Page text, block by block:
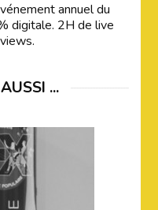
annuel du
digitale. 2H de live
...